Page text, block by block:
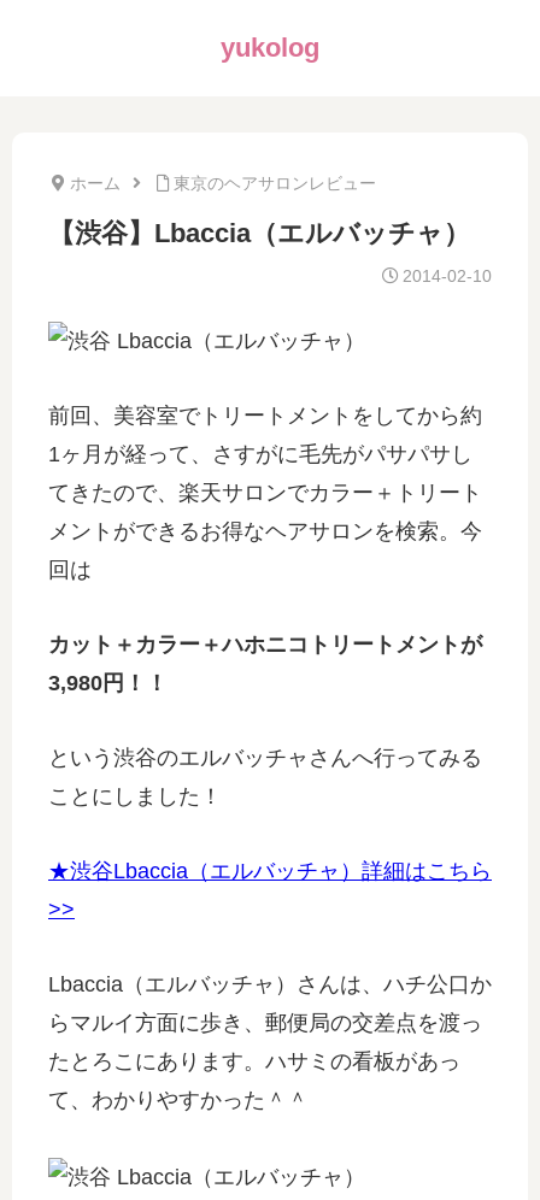
yukolog
ホーム 東京のヘアサロンレビュー
【渋谷】Lbaccia（エルバッチャ）
2014-02-10
前回、美容室でトリートメントをしてから約
1ヶ月が経って、さすがに毛先がパサパサし
てきたので、楽天サロンでカラー＋トリート
メントができるお得なヘアサロンを検索。今
回は
カット＋カラー＋ハホニコトリートメントが
3,980円！！
という渋谷のエルバッチャさんへ行ってみる
ことにしました！
★渋谷Lbaccia（エルバッチャ）詳細はこちら
>>
Lbaccia（エルバッチャ）さんは、ハチ公口か
らマルイ方面に歩き、郵便局の交差点を渡っ
たとろこにあります。ハサミの看板があっ
て、わかりやすかった＾＾